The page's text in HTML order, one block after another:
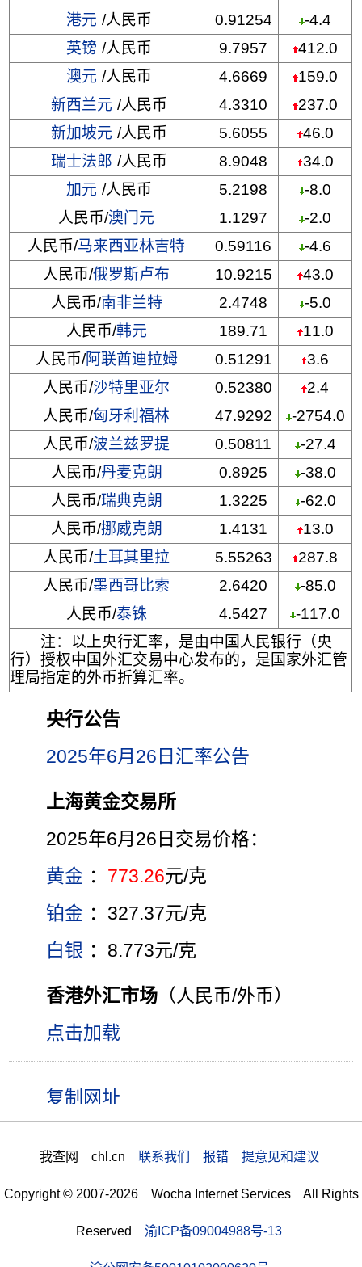
港元 /人民币 0.91254
-4.4
英镑 /人民币 9.7957
412.0
澳元 /人民币 4.6669
159.0
新西兰元 /人民币 4.3310
237.0
新加坡元 /人民币 5.6055
46.0
瑞士法郎 /人民币 8.9048
34.0
加元 /人民币 5.2198
-8.0
人民币/澳门元 1.1297
-2.0
人民币/马来西亚林吉特 0.59116
-4.6
人民币/俄罗斯卢布 10.9215
43.0
人民币/南非兰特 2.4748
-5.0
人民币/韩元 189.71
11.0
人民币/阿联酋迪拉姆 0.51291
3.6
人民币/沙特里亚尔 0.52380
2.4
人民币/匈牙利福林 47.9292
-2754.0
人民币/波兰兹罗提 0.50811
-27.4
人民币/丹麦克朗 0.8925
-38.0
人民币/瑞典克朗 1.3225
-62.0
人民币/挪威克朗 1.4131
13.0
人民币/土耳其里拉 5.55263
287.8
人民币/墨西哥比索 2.6420
-85.0
人民币/泰铢 4.5427
-117.0
注：以上央行汇率，是由中国人民银行（央
行）授权中国外汇交易中心发布的，是国家外汇管
理局指定的外币折算汇率。
央行公告
2025年6月26日汇率公告
上海黄金交易所
2025年6月26日交易价格：
黄金 ： 773.26元/克
铂金 ：327.37元/克
白银 ：8.773元/克
香港外汇市场 （人民币/外币）
点击加载
我查网 chl.cn 联系我们 报错 提意见和建议
Copyright © 2007-2026 Wocha Internet Services All Rights
Reserved 渝ICP备09004988号-13